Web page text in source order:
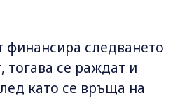
финансира следването
тогава се раждат и
като се връща на